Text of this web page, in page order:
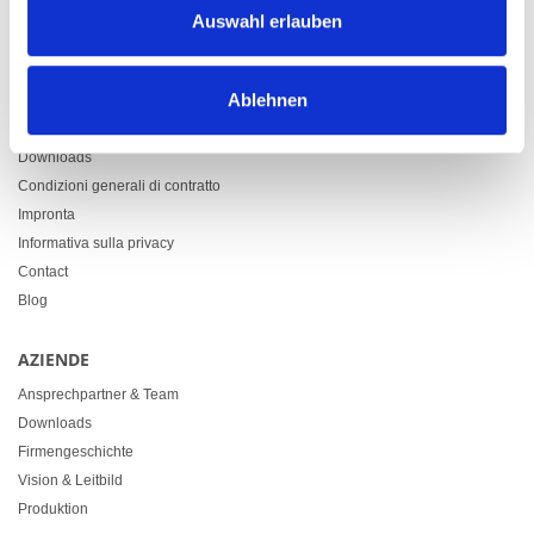
Auswahl erlauben
Ablehnen
info@heimgartner.com
Downloads
Condizioni generali di contratto
Impronta
Informativa sulla privacy
Contact
Blog
AZIENDE
Ansprechpartner & Team
Downloads
Firmengeschichte
Vision & Leitbild
Produktion